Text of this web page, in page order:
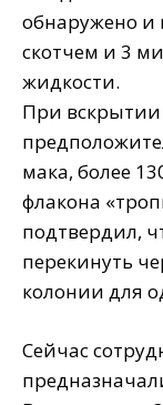
обнаружено и
скотчем и 3
жидкости. ⠀
При вскрытии
мака, более
флакона
подтвердил,
перекинуть
колонии для
Сейчас